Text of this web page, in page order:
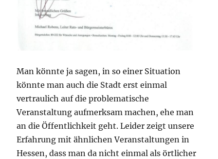
Man könnte ja sagen, in so einer Situation
könnte man auch die Stadt erst einmal
vertraulich auf die problematische
Veranstaltung aufmerksam machen, ehe man
an die Öffentlichkeit geht. Leider zeigt unsere
Erfahrung mit ähnlichen Veranstaltungen in
Hessen, dass man da nicht einmal als örtlicher